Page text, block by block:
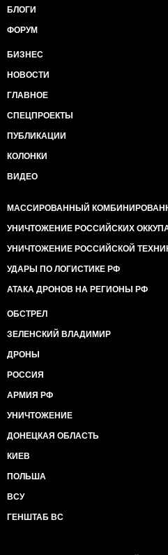
БЛОГИ
ФОРУМ
БИЗНЕС
НОВОСТИ
ГЛАВНОЕ
СПЕЦПРОЕКТЫ
ПУБЛИКАЦИИ
КОЛОНКИ
ВИДЕО
МАССИРОВАННЫЙ
УНИЧТОЖЕНИЕ РОССИЙСКИХ
УНИЧТОЖЕНИЕ РОССИЙСКОЙ
УДАРЫ ПО ЛОГИСТИКЕ РФ
АТАКА ДРОНОВ НА РЕГИОНЫ РФ
ОБСТРЕЛ
ЗЕЛЕНСКИЙ ВЛАДИМИР
ДРОНЫ
РОССИЯ
АРМИЯ РФ
УНИЧТОЖЕНИЕ
ДОНЕЦКАЯ ОБЛАСТЬ
КИЕВ
ПОЛЬША
ВСУ
ГЕНШТАБ ВС